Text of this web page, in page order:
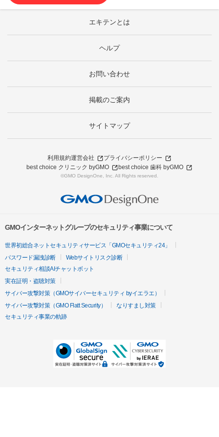
エキテンとは
ヘルプ
お問い合わせ
掲載のご案内
サイトマップ
利用規約運営会社
プライバシーポリシー
best choice クリニック byGMO
best choice 歯科 byGMO
©GMO DesignOne, Inc. All Rights reserved.
GMOインターネットグループのセキュリティ事業について
世界初総合ネットセキュリティサービス「GMOセキュリティ24」
パスワード漏洩診断
Webサイトリスク診断
セキュリティ相談AIチャットボット
実在証明・盗聴対策
サイバー攻撃対策（GMOサイバーセキュリティ byイエラエ）
サイバー攻撃対策（GMO Flatt Security）
なりすまし対策
セキュリティ事業の軌跡